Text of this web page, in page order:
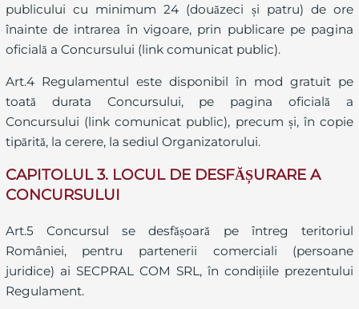
publicului cu minimum 24 (douăzeci și patru) de ore
înainte de intrarea în vigoare, prin publicare pe pagina
oficială a Concursului (link comunicat public).
Art.4 Regulamentul este disponibil în mod gratuit pe
toată durata Concursului, pe pagina oficială a
Concursului (link comunicat public), precum și, în copie
tipărită, la cerere, la sediul Organizatorului.
CAPITOLUL 3. LOCUL DE DESFĂȘURARE A
CONCURSULUI
Art.5 Concursul se desfășoară pe întreg teritoriul
României, pentru partenerii comerciali (persoane
juridice) ai SECPRAL COM SRL, în condițiile prezentului
Regulament.